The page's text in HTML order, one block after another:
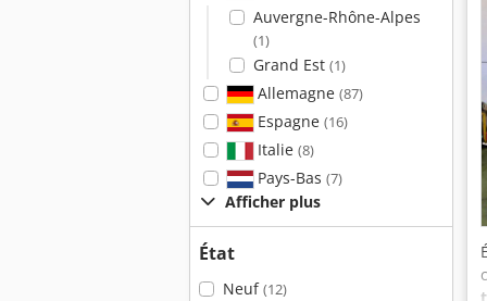
Auvergne-Rhône-Alpes
(1)
Grand Est (1)
Allemagne (87)
Espagne (16)
Italie (8)
Pays-Bas (7)
Afficher plus
État
Neuf(12)